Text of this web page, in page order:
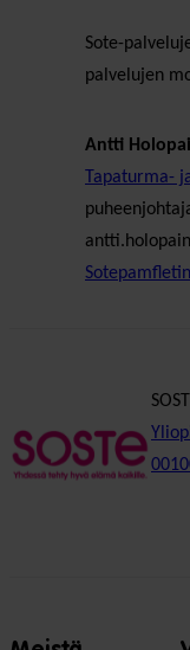
Sote-
palvelujen
Antti
Tapaturma-
Sotepamfletin